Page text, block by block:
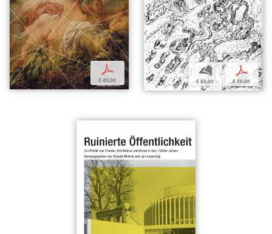
p
€ 45,00
b
€ 50,00
p
€ 50,00